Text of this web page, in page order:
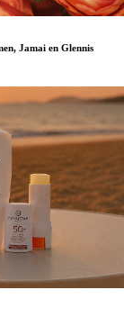
Jamai en Glennis